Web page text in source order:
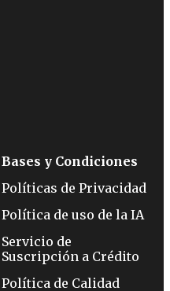
Bases y Condiciones
Políticas de Privacidad
Política de uso de la IA
Servicio de
Suscripción a Crédito
Política de Calidad